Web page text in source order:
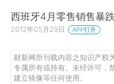
西班牙4月零售销售暴
2012年05月29日 APP打开
财新网所刊载内容之知识产权
专属所有或持有。未经许可，
建立镜像等任何使用。